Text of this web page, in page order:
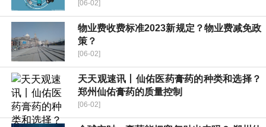
[06-02]
物业费收费标准2023新规定？物业费减免政
策？
[06-02]
天天观速讯丨仙佑医药膏药的种类和选择？
郑州仙佑膏药的质量控制
[06-02]